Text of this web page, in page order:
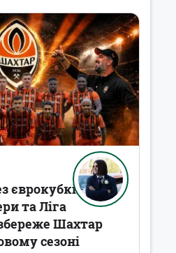
єврокубків,
та Ліга
Шахтар
сезоні